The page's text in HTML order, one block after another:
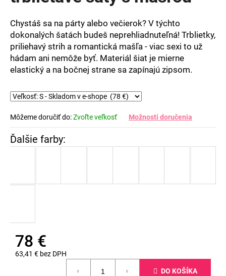
hviezdičiek.
Chystáš sa na párty alebo večierok? V týchto
dokonalých šatách budeš neprehliadnuteľná! Trblietky,
priliehavý strih a romantická mašľa - viac sexi to už
hádam ani nemôže byť. Materiál šiat je mierne
elastický a na bočnej strane sa zapínajú zipsom.
Môžeme doručiť do:Zvoľte veľkosť Možnosti doručenia
78 €
63,41 € bez DPH
DO KOŠÍKA